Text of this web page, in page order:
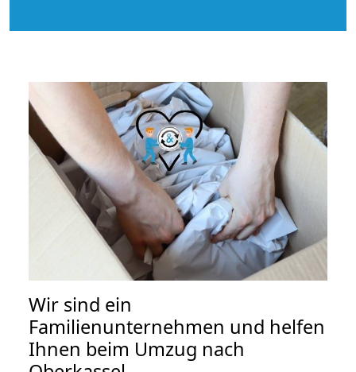
Wir sind ein
Familienunternehmen und helfen
Ihnen beim Umzug nach